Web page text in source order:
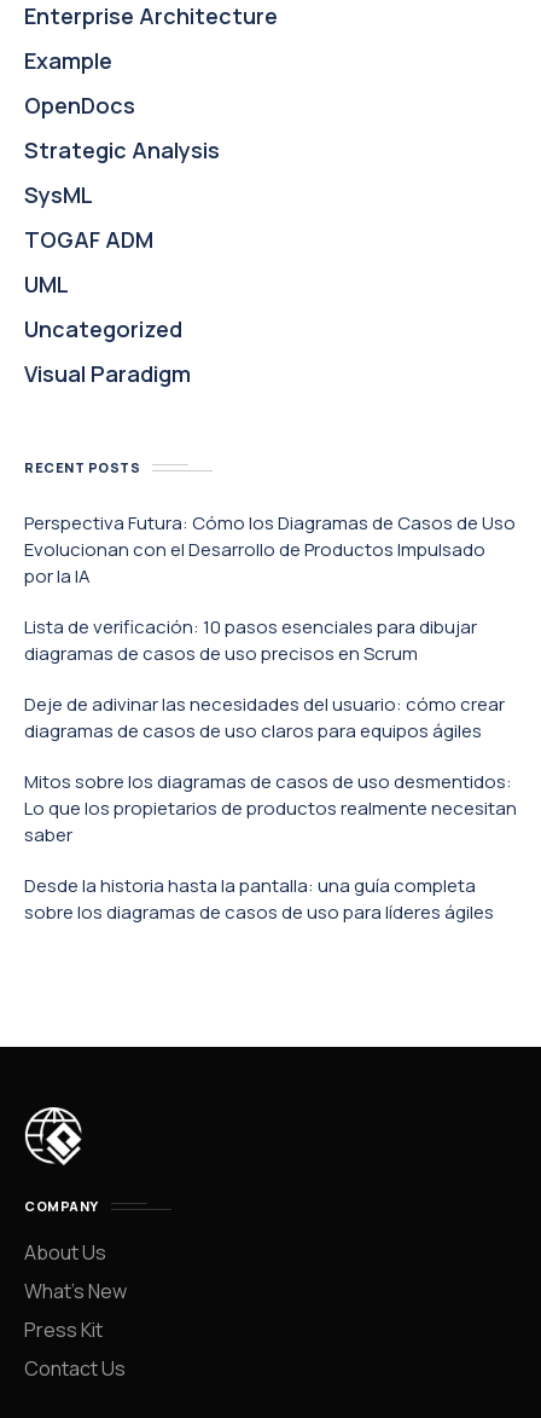
Enterprise Architecture
Example
OpenDocs
Strategic Analysis
SysML
TOGAF ADM
UML
Uncategorized
Visual Paradigm
RECENT POSTS
Perspectiva Futura: Cómo los Diagramas de Casos de Uso
Evolucionan con el Desarrollo de Productos Impulsado
por la IA
Lista de verificación: 10 pasos esenciales para dibujar
diagramas de casos de uso precisos en Scrum
Deje de adivinar las necesidades del usuario: cómo crear
diagramas de casos de uso claros para equipos ágiles
Mitos sobre los diagramas de casos de uso desmentidos:
Lo que los propietarios de productos realmente necesitan
saber
Desde la historia hasta la pantalla: una guía completa
sobre los diagramas de casos de uso para líderes ágiles
COMPANY
About Us
What’s New
Press Kit
Contact Us